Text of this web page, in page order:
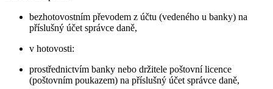
bezhotovostním převodem z účtu (vedeného u banky) na
příslušný účet správce daně,
v hotovosti:
prostřednictvím banky nebo držitele poštovní licence
(poštovním poukazem) na příslušný účet správce daně,